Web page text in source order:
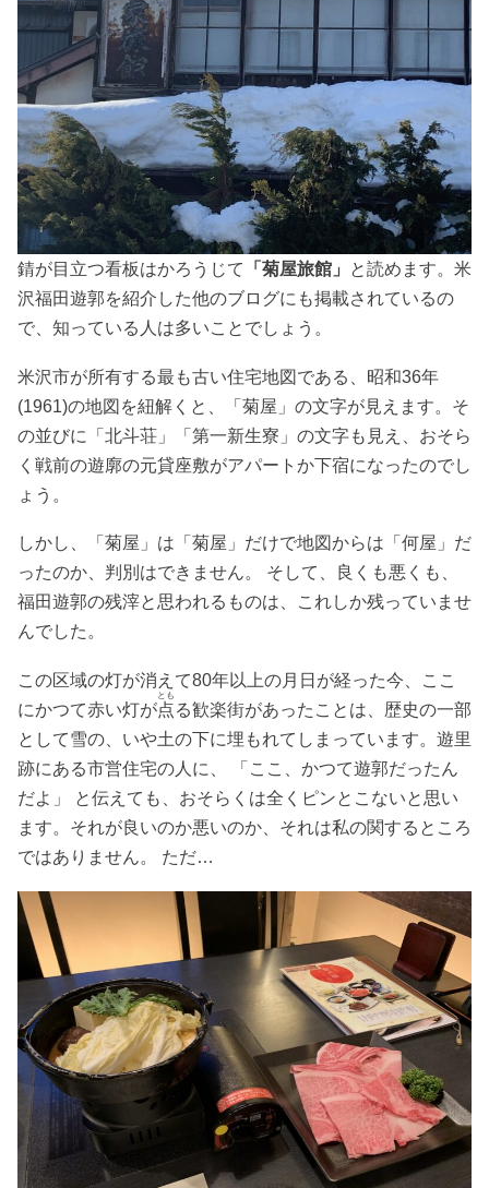
錆が目立つ看板はかろうじて 「菊屋旅館」
と読めます。米
沢福田遊郭を紹介した他のブログにも掲載されているの
で、知っている人は多いことでしょう。
米沢市が所有する最も古い住宅地図である、昭和36年
(1961)の地図を紐解くと、「菊屋」の文字が見えます。そ
の並びに「北斗荘」「第一新生寮」の文字も見え、おそら
く戦前の遊廓の元貸座敷がアパートか下宿になったのでし
ょう。
しかし、「菊屋」は「菊屋」だけで地図からは「何屋」だ
ったのか、判別はできません。 そして、良くも悪くも、
福田遊郭の残滓と思われるものは、これしか残っていませ
んでした。
この区域の灯が消えて80年以上の月日が経った今、ここ
にかつて赤い灯が点
とも
る歓楽街があったことは、歴史の一部
として雪の、いや土の下に埋もれてしまっています。遊里
跡にある市営住宅の人に、 「ここ、かつて遊郭だったん
だよ」 と伝えても、おそらくは全くピンとこないと思い
ます。それが良いのか悪いのか、それは私の関するところ
ではありません。 ただ…